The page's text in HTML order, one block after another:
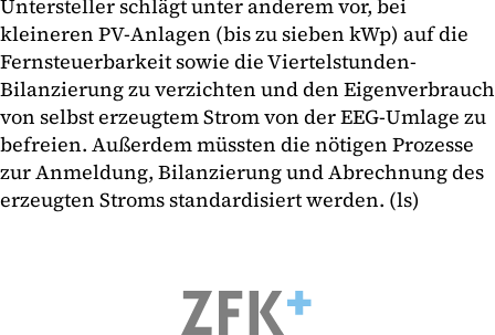
Untersteller schlägt unter anderem vor, bei
kleineren PV-Anlagen (bis zu sieben kWp) auf die
Fernsteuerbarkeit sowie die Viertelstunden-
Bilanzierung zu verzichten und den Eigenverbrauch
von selbst erzeugtem Strom von der EEG-Umlage zu
befreien. Außerdem müssten die nötigen Prozesse
zur Anmeldung, Bilanzierung und Abrechnung des
erzeugten Stroms standardisiert werden. (ls)